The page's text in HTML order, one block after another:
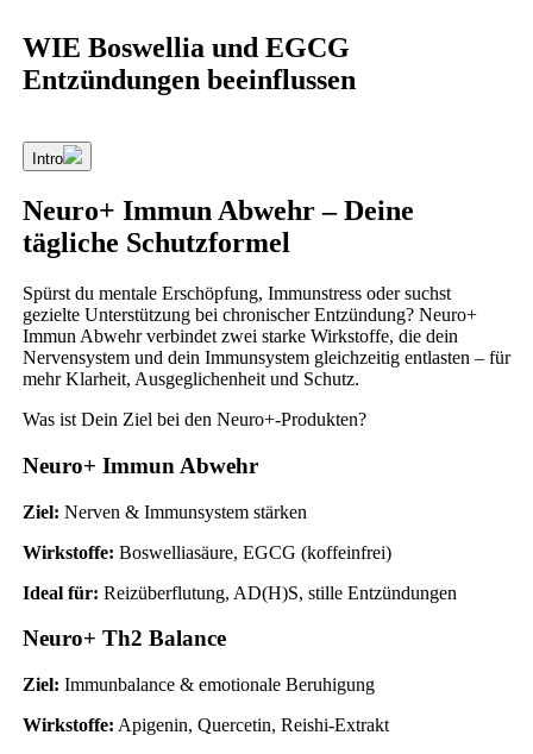
WIE Boswellia und EGCG
Entzündungen beeinflussen
Intro
Neuro+ Immun Abwehr – Deine
tägliche Schutzformel
Spürst du mentale Erschöpfung, Immunstress oder suchst
gezielte Unterstützung bei chronischer Entzündung? Neuro+
Immun Abwehr verbindet zwei starke Wirkstoffe, die dein
Nervensystem und dein Immunsystem gleichzeitig entlasten – für
mehr Klarheit, Ausgeglichenheit und Schutz.
Was ist Dein Ziel bei den Neuro+-Produkten?
Neuro+ Immun Abwehr
Ziel: Nerven & Immunsystem stärken
Wirkstoffe: Boswelliasäure, EGCG (koffeinfrei)
Ideal für: Reizüberflutung, AD(H)S, stille Entzündungen
Neuro+ Th2 Balance
Ziel: Immunbalance & emotionale Beruhigung
Wirkstoffe: Apigenin, Quercetin, Reishi-Extrakt